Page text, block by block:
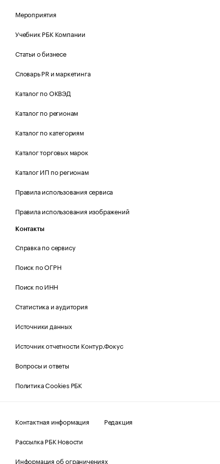
Мероприятия
Учебник РБК Компании
Статьи о бизнесе
Словарь PR и маркетинга
Каталог по ОКВЭД
Каталог по регионам
Каталог по категориям
Каталог торговых марок
Каталог ИП по регионам
Правила использования сервиса
Правила использования изображений
Контакты
Справка по сервису
Поиск по ОГРН
Поиск по ИНН
Статистика и аудитория
Источники данных
Источник отчетности Контур.Фокус
Вопросы и ответы
Политика Cookies РБК
Контактная информация
Редакция
Рассылка РБК Новости
Информация об ограничениях